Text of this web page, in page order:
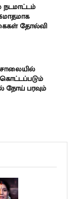
தோல்வி
நோய் பரவும்